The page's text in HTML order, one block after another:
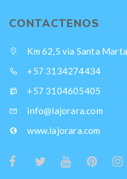
CONTACTENOS
Km 62,5 via Santa
+57 3134274434
+57 3104605405
info@lajorara.com
www.lajorara.com